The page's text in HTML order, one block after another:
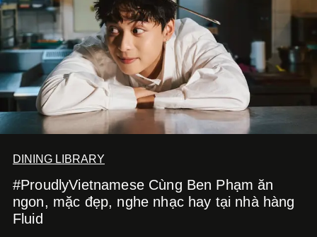
DINING LIBRARY
#ProudlyVietnamese Cùng Ben Phạm ăn
ngon, mặc đẹp, nghe nhạc hay tại nhà hàng
Fluid